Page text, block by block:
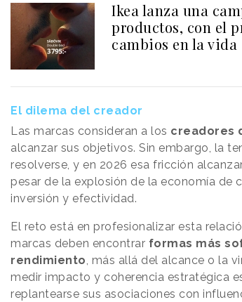
Ikea lanza una
productos, con el
cambios en la vida
El dilema del creador
Las marcas consideran a los creadores
alcanzar sus objetivos. Sin embargo, la
resolverse, y en 2026 esa fricción
pesar de la explosión de la economía de
inversión y efectividad.
El reto está en profesionalizar esta
marcas deben encontrar formas más
rendimiento, más allá del alcance o la
medir impacto y coherencia estratégica
replantearse sus asociaciones con